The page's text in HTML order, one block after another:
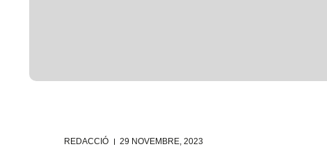
REDACCIÓ 29 NOVEMBRE, 2023